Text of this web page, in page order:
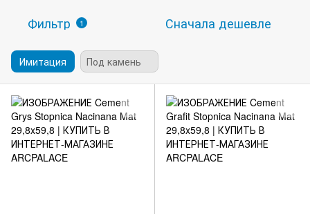
Фильтр 1 Сначала дешевле
Имитация Под камень